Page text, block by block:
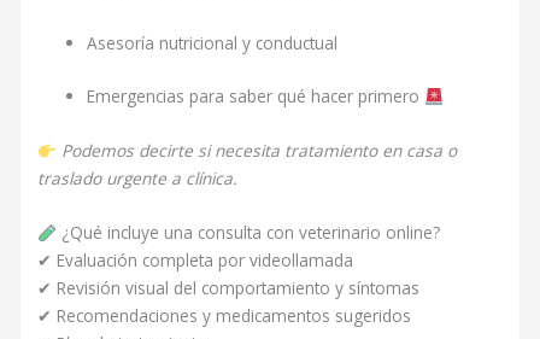
Asesoría nutricional y conductual
Emergencias para saber qué hacer primero
Podemos decirte si necesita tratamiento en casa o
traslado urgente a clínica.
¿Qué incluye una consulta con veterinario online?
✔ Evaluación completa por videollamada
✔ Revisión visual del comportamiento y síntomas
✔ Recomendaciones y medicamentos sugeridos